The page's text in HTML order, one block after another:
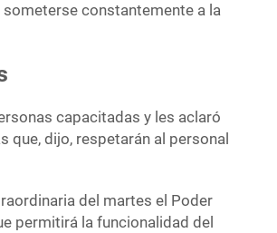
constantemente a la
capacitadas y les aclaró
que, dijo, respetarán al personal
del martes el Poder
permitirá la funcionalidad del